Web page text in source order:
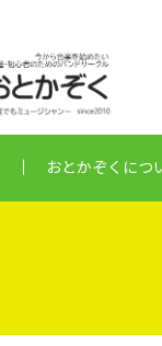
おとかぞくにつ